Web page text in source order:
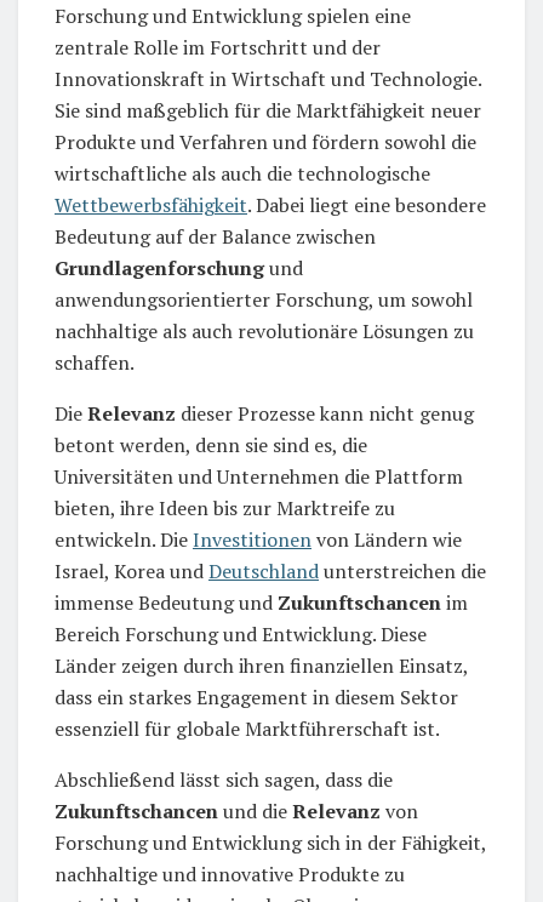
Forschung und Entwicklung spielen eine
zentrale Rolle im Fortschritt und der
Innovationskraft in Wirtschaft und Technologie.
Sie sind maßgeblich für die Marktfähigkeit neuer
Produkte und Verfahren und fördern sowohl die
wirtschaftliche als auch die technologische
Wettbewerbsfähigkeit. Dabei liegt eine besondere
Bedeutung auf der Balance zwischen
Grundlagenforschungund
anwendungsorientierter Forschung, um sowohl
nachhaltige als auch revolutionäre Lösungen zu
schaffen.
DieRelevanz dieser Prozesse kann nicht genug
betont werden, denn sie sind es, die
Universitäten und Unternehmen die Plattform
bieten, ihre Ideen bis zur Marktreife zu
entwickeln. DieInvestitionenvon Ländern wie
Israel, Korea undDeutschlandunterstreichen die
immense Bedeutung und Zukunftschancenim
Bereich Forschung und Entwicklung. Diese
Länder zeigen durch ihren finanziellen Einsatz,
dass ein starkes Engagement in diesem Sektor
essenziell für globale Marktführerschaft ist.
Abschließend lässt sich sagen, dass die
Zukunftschancenund dieRelevanz von
Forschung und Entwicklung sich in der Fähigkeit,
nachhaltige und innovative Produkte zu